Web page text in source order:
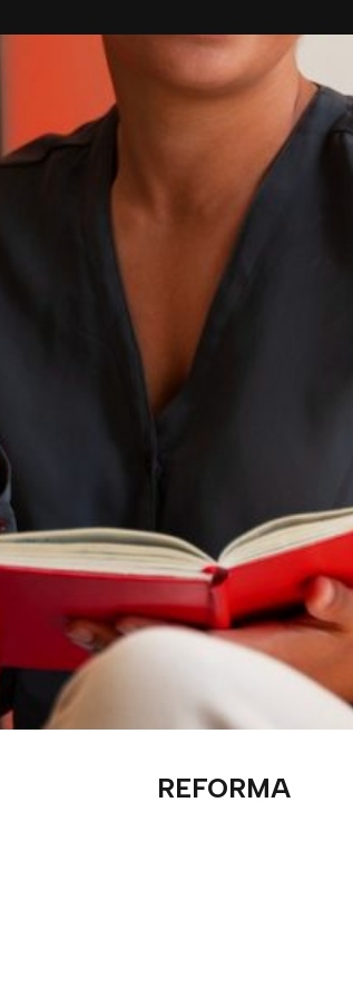
REFORMA